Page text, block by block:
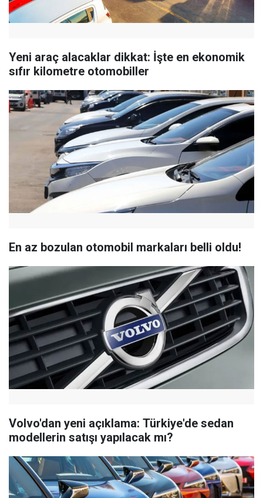
Yeni araç alacaklar dikkat: İşte en ekonomik
sıfır kilometre otomobiller
En az bozulan otomobil markaları belli oldu!
Volvo'dan yeni açıklama: Türkiye'de sedan
modellerin satışı yapılacak mı?